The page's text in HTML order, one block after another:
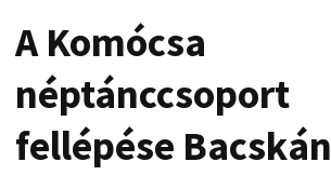
A Komócsa
néptánccsoport
fellépése Bacskán